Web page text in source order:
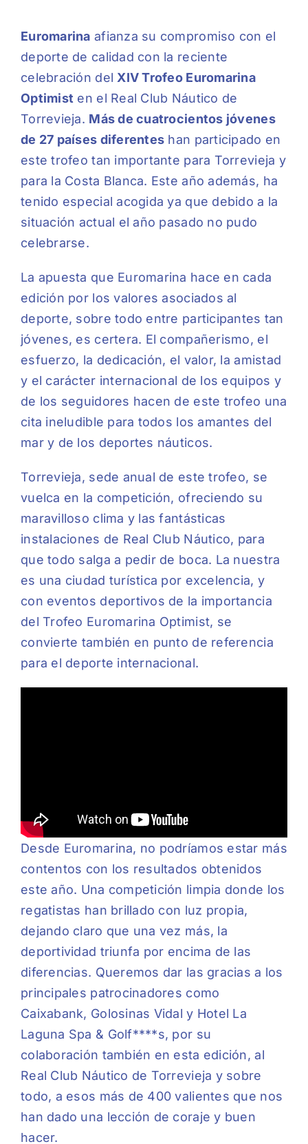
Euromarina afianza su compromiso con el
deporte de calidad con la reciente
celebración delXIV Trofeo Euromarina
Optimist en el Real Club Náutico de
Torrevieja. Más de cuatrocientos jóvenes
de 27 países diferentes han participado en
este trofeo tan importante para Torrevieja y
para la Costa Blanca. Este año además, ha
tenido especial acogida ya que debido a la
situación actual el año pasado no pudo
celebrarse.
La apuesta que Euromarina hace en cada
edición por los valores asociados al
deporte, sobre todo entre participantes tan
jóvenes, es certera. El compañerismo, el
esfuerzo, la dedicación, el valor, la amistad
y el carácter internacional de los equipos y
de los seguidores hacen de este trofeo una
cita ineludible para todos los amantes del
mar y de los deportes náuticos.
Torrevieja, sede anual de este trofeo, se
vuelca en la competición, ofreciendo su
maravilloso clima y las fantásticas
instalaciones de Real Club Náutico, para
que todo salga a pedir de boca. La nuestra
es una ciudad turística por excelencia, y
con eventos deportivos de la importancia
del Trofeo Euromarina Optimist, se
convierte también en punto de referencia
para el deporte internacional.
Desde Euromarina, no podríamos estar más
contentos con los resultados obtenidos
este año. Una competición limpia donde los
regatistas han brillado con luz propia,
dejando claro que una vez más, la
deportividad triunfa por encima de las
diferencias. Queremos dar las gracias a los
principales patrocinadores como
Caixabank, Golosinas Vidal y Hotel La
Laguna Spa & Golf****s, por su
colaboración también en esta edición, al
Real Club Náutico de Torrevieja y sobre
todo, a esos más de 400 valientes que nos
han dado una lección de coraje y buen
hacer.